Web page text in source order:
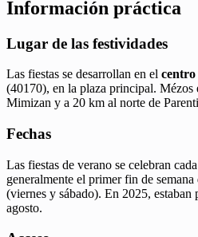
Información práctica
Lugar de las festividades
Las fiestas se desarrollan en el centro
(40170), en la plaza principal. Mézos
Mimizan y a 20 km al norte de
Fechas
Las fiestas de verano se celebran
generalmente el primer fin de
(viernes y sábado). En 2025, estaban
agosto.